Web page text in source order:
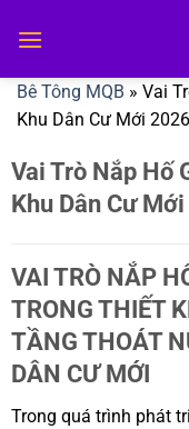
qua
dungBê Tông MQB » Vai
Khu Dân Cư Mới
Vai Trò Nắp Hố
Khu Dân Cư
VAI TRÒ NẮP
TRONG THIẾT
TẦNG THOÁT
DÂN CƯ MỚI
Trong quá trình phát